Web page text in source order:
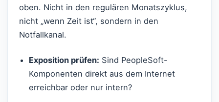
oben. Nicht in den regulären Monatszyklus,
nicht „wenn Zeit ist“, sondern in den
Notfallkanal.
Exposition prüfen: Sind PeopleSoft-
Komponenten direkt aus dem Internet
erreichbar oder nur intern?